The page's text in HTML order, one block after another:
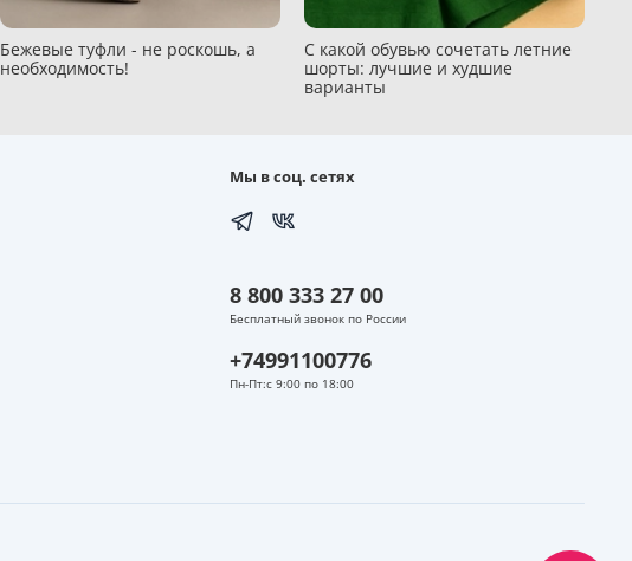
Бежевые туфли - не роскошь, а
необходимость!
С какой обувью сочетать летние
шорты: лучшие и худшие
варианты
Мы в соц. сетях
8 800 333 27 00
Бесплатный звонок по России
+74991100776
Пн-Пт:с 9:00 по 18:00